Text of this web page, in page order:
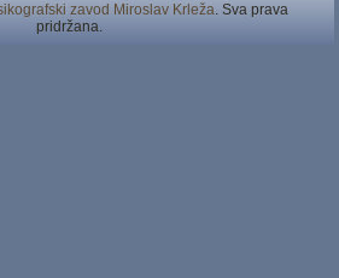
zavod Miroslav Krleža. Sva prava
pridržana.